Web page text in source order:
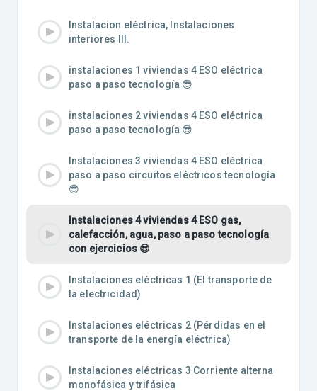
Instalacion eléctrica, Instalaciones
interiores III.
instalaciones 1 viviendas 4 ESO eléctrica
paso a paso tecnología 😎
instalaciones 2 viviendas 4 ESO eléctrica
paso a paso tecnología 😎
Instalaciones 3 viviendas 4 ESO eléctrica
paso a paso circuitos eléctricos tecnología
😎
Instalaciones 4 viviendas 4 ESO gas,
calefacción, agua, paso a paso tecnología
con ejercicios 😎
Instalaciones eléctricas 1 (El transporte de
la electricidad)
Instalaciones eléctricas 2 (Pérdidas en el
transporte de la energía eléctrica)
Instalaciones eléctricas 3 Corriente alterna
monofásica y trifásica